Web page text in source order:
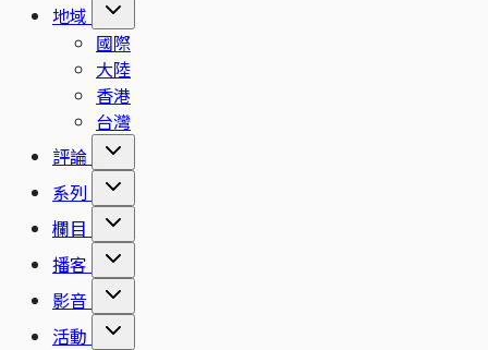
地域
國際
大陸
香港
台灣
評論
系列
欄目
播客
影音
活動